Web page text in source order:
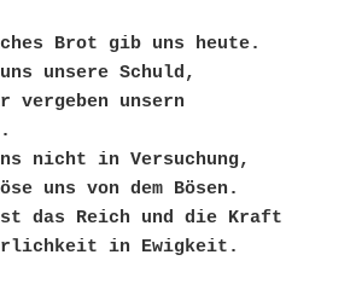
Brot gib uns heute.
unsere Schuld,
vergeben unsern
nicht in Versuchung,
uns von dem Bösen.
das Reich und die Kraft
in Ewigkeit.